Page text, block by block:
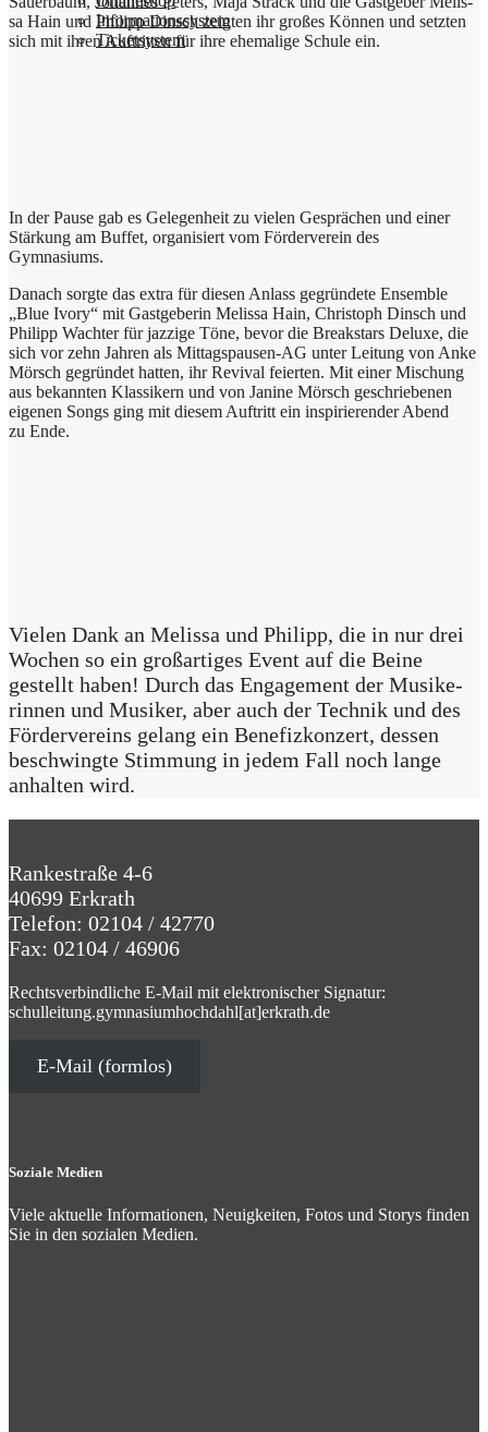
Infor­ma­ti­ons­sy­stem
Ticket­sy­stem
sa Hain und Phil­ipp Dinsch zeig­ten ihr gro­ßes Kön­nen und setz­ten
sich mit ihren Auf­trit­ten für ihre ehe­ma­li­ge Schu­le ein.
In der Pau­se gab es Gele­gen­heit zu vie­len Gesprä­chen und einer
Stär­kung am Buf­fet, orga­ni­siert vom För­der­ver­ein des
Gymnasiums.
Danach sorg­te das extra für die­sen Anlass gegrün­de­te Ensem­ble
„Blue Ivo­ry“ mit Gast­ge­be­rin Melis­sa Hain, Chri­stoph Dinsch und
Phil­ipp Wach­ter für jaz­zi­ge Töne, bevor die Break­stars Delu­xe, die
sich vor zehn Jah­ren als Mit­tags­pau­sen-AG unter Lei­tung von Anke
Mörsch gegrün­det hat­ten, ihr Revi­val fei­er­ten. Mit einer Mischung
aus bekann­ten Klas­si­kern und von Jani­ne Mörsch geschrie­be­nen
eige­nen Songs ging mit die­sem Auf­tritt ein inspi­rie­ren­der Abend
zu Ende.
Vie­len Dank an Melis­sa und Phil­ipp, die in nur drei
Wochen so ein groß­ar­ti­ges Event auf die Bei­ne
gestellt haben! Durch das Enga­ge­ment der Musi­ke­
rin­nen und Musi­ker, aber auch der Tech­nik und des
För­der­ver­eins gelang ein Bene­fiz­kon­zert, des­sen
beschwing­te Stim­mung in jedem Fall noch lan­ge
anhal­ten wird.
Rankestraße 4-6
40699 Erkrath
Telefon: 02104 / 42770
Fax: 02104 / 46906
Rechtsverbindliche E-Mail mit elektronischer Signatur:
schulleitung.gymnasiumhochdahl[at]erkrath.de
E-Mail (formlos)
Soziale Medien
Viele aktuelle Informationen, Neuigkeiten, Fotos und Storys finden
Sie in den sozialen Medien.